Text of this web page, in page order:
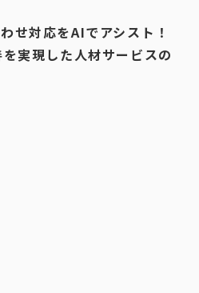
せ対応をAIでアシスト！
実現した人材サービスの